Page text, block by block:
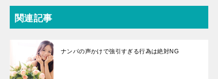
関連記事
ナンパの声かけで強引すぎる行為は絶対NG